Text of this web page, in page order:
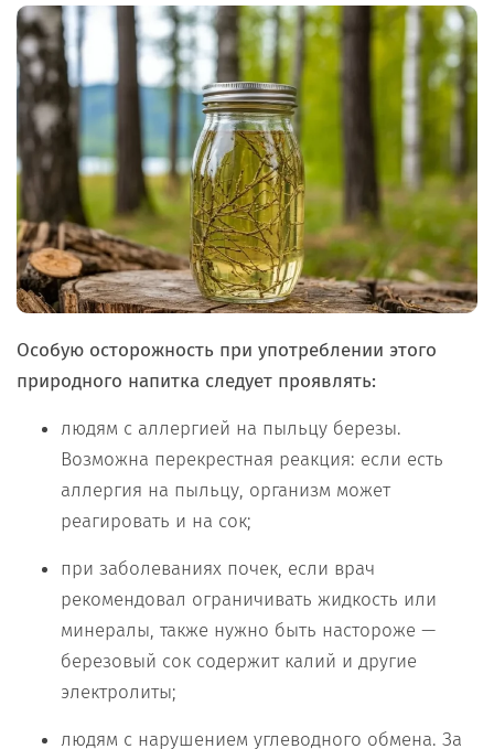
Особую осторожность при употреблении этого
природного напитка следует проявлять:
людям с аллергией на пыльцу березы.
Возможна перекрестная реакция: если есть
аллергия на пыльцу, организм может
реагировать и на сок;
при заболеваниях почек, если врач
рекомендовал ограничивать жидкость или
минералы, также нужно быть настороже —
березовый сок содержит калий и другие
электролиты;
людям с нарушением углеводного обмена. За